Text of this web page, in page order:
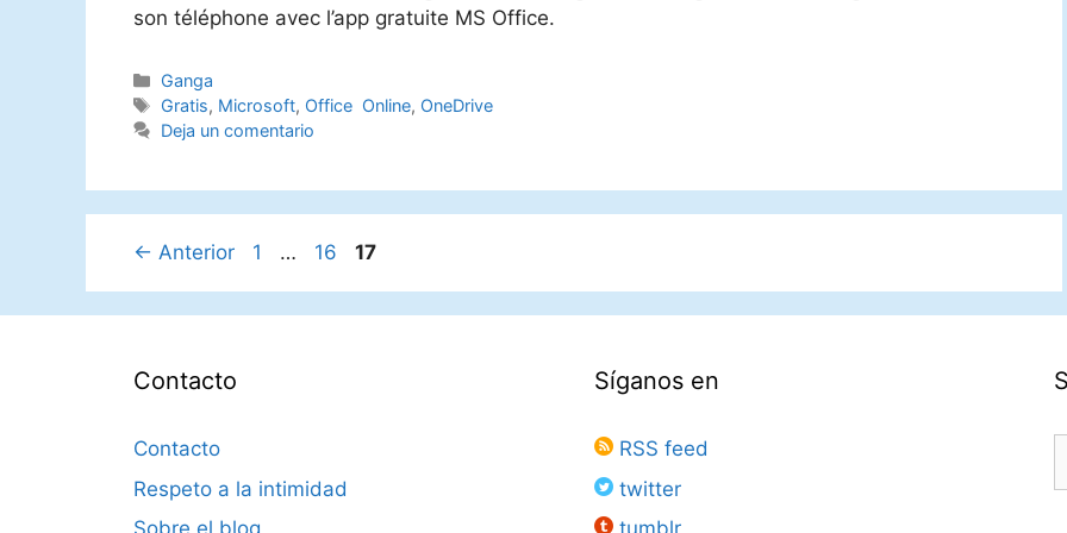
son téléphone avec l’app gratuite MS Office.
Categorías
Ganga
Etiquetas
Gratis, Microsoft, Office Online, OneDrive
Deja un comentario
← Anterior Página
1 … Página
16 Página
17
Contacto
Contacto
Respeto a la intimidad
Síganos en
RSS feed
twitter